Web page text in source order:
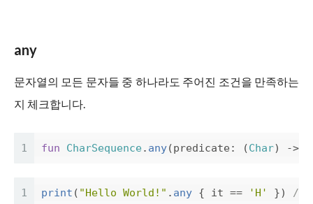
any
문자열의 모든 문자들 중 하나라도 주어진 조건을 만족하는
지 체크합니다.
1 fun CharSequence. any(predicate : (Char) ->
1 print ( "Hello World!" . any { it == 'H' }) //